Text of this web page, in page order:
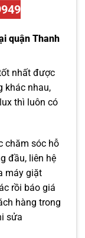
quận Thanh
nhất được
khác nhau,
thì luôn có
chăm sóc hỗ
đầu, liên hệ
máy giặt
rồi báo giá
hàng trong
sửa